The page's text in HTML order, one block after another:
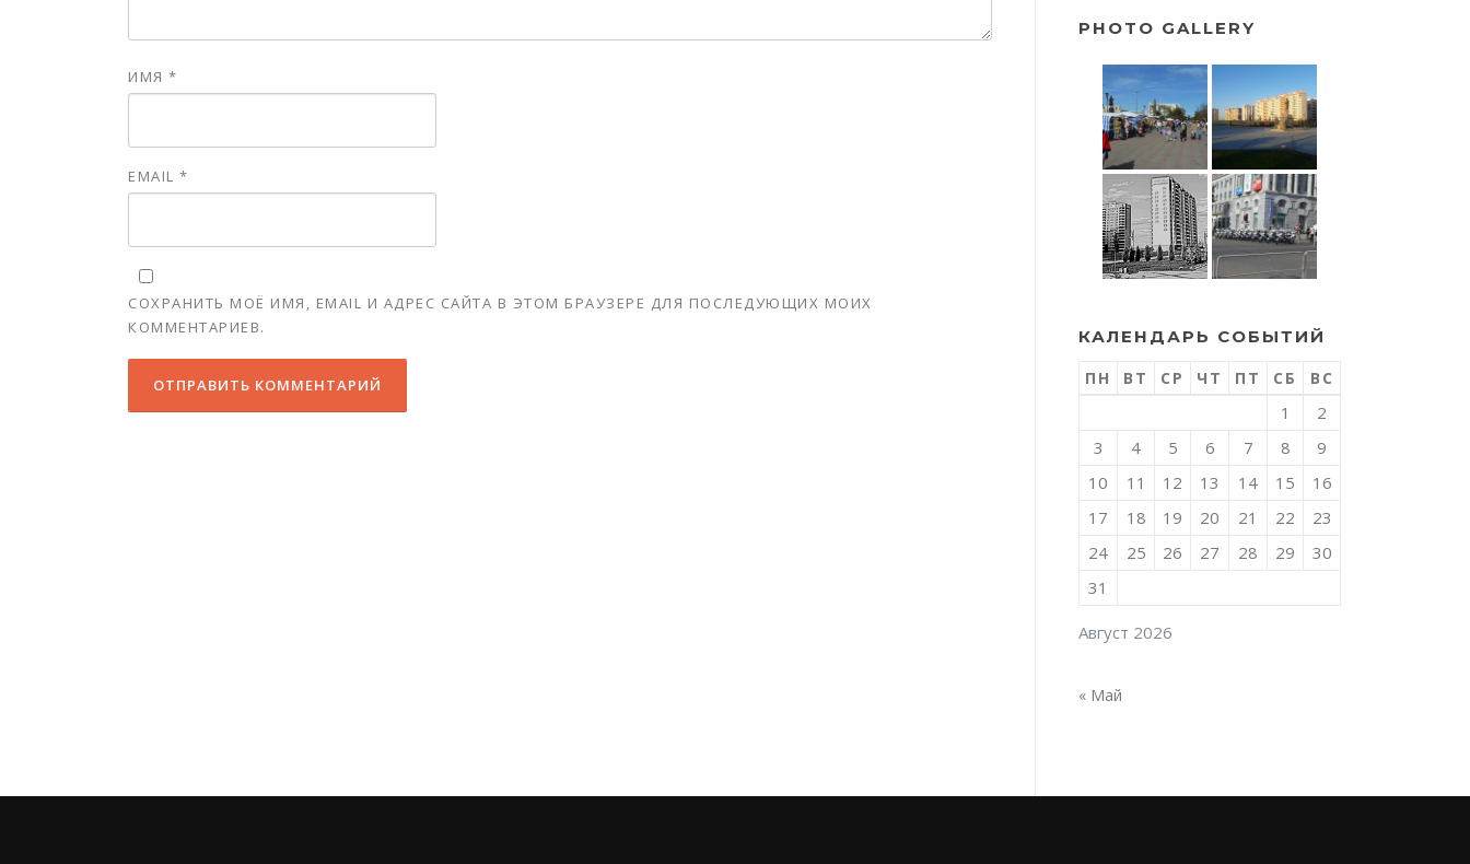
ИМЯ *
EMAIL *
СОХРАНИТЬ МОЁ ИМЯ, EMAIL И АДРЕС САЙТА В ЭТОМ БРАУЗЕРЕ ДЛЯ ПОСЛЕДУЮЩИХ МОИХ
КОММЕНТАРИЕВ.
PHOTO GALLERY
КАЛЕНДАРЬ СОБЫТИЙ
Август 2026
ПН ВТ СР ЧТ ПТ СБ ВС
1
2
3
4 5 6 7 8
9
10
11 12 13 14 15
16
17
18 19 20 21 22
23
24
25 26 27 28 29
30
31
« Май